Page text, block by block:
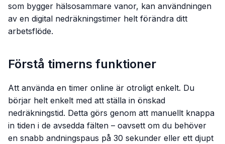
som bygger hälsosammare vanor, kan användningen
av en digital nedräkningstimer helt förändra ditt
arbetsflöde.
Förstå timerns funktioner
Att använda en timer online är otroligt enkelt. Du
börjar helt enkelt med att ställa in önskad
nedräkningstid. Detta görs genom att manuellt knappa
in tiden i de avsedda fälten – oavsett om du behöver
en snabb andningspaus på 30 sekunder eller ett djupt